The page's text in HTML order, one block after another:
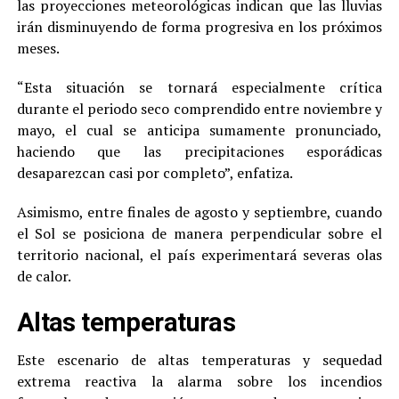
las proyecciones meteorológicas indican que las lluvias
irán disminuyendo de forma progresiva en los próximos
meses.
“Esta situación se tornará especialmente crítica
durante el periodo seco comprendido entre noviembre y
mayo, el cual se anticipa sumamente pronunciado,
haciendo que las precipitaciones esporádicas
desaparezcan casi por completo”, enfatiza.
Asimismo, entre finales de agosto y septiembre, cuando
el Sol se posiciona de manera perpendicular sobre el
territorio nacional, el país experimentará severas olas
de calor.
Altas temperaturas
Este escenario de altas temperaturas y sequedad
extrema reactiva la alarma sobre los incendios